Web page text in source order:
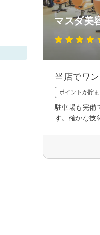
マスダ美
当店でワ
ポイントが貯
駐車場も完備
す。確かな技